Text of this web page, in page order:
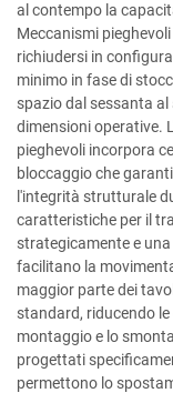
al contempo la
Meccanismi
richiudersi in
minimo in fase di
spazio dal sessanta
dimensioni operative.
pieghevoli incorpora
bloccaggio che
l'integrità strutturale
caratteristiche per il
strategicamente e
facilitano la
maggior parte dei
standard, riducendo
montaggio e lo
progettati
permettono lo